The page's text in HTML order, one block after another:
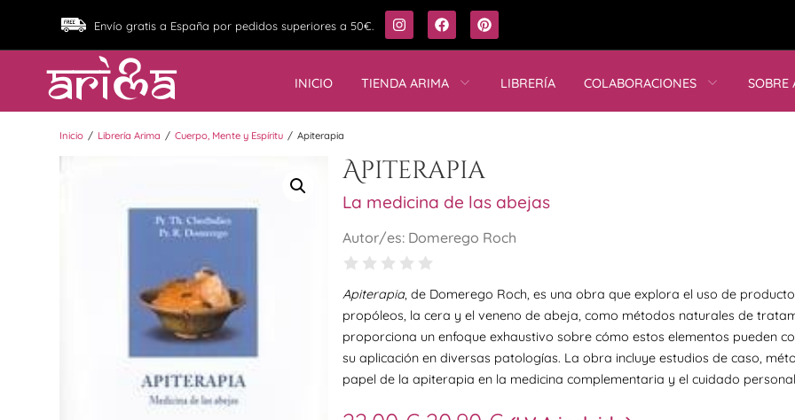
Envío gratis a España por pedidos superiores a 50€.
INICIO TIENDA ARIMA LIBRERÍA COLABORACIONES SOBRE
Inicio / Librería Arima / Cuerpo, Mente y Espíritu / Apiterapia
Apiterapia
La medicina de las abejas
Autor/es: Domerego Roch
Apiterapia, de Domerego Roch, es una obra que explora el uso de
propóleos, la cera y el veneno de abeja, como métodos naturales de
proporciona un enfoque exhaustivo sobre cómo estos elementos pueden
su aplicación en diversas patologías. La obra incluye estudios de caso,
papel de la apiterapia en la medicina complementaria y el cuidado